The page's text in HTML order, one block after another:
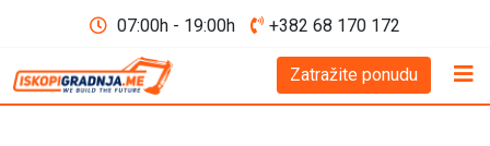
07:00h - 19:00h +382 68 170 172
Zatražite ponudu